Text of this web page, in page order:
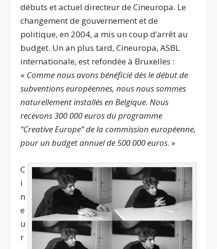
débuts et actuel directeur de Cineuropa. Le
changement de gouvernement et de
politique, en 2004, a mis un coup d’arrêt au
budget. Un an plus tard, Cineuropa, ASBL
internationale, est refondée à Bruxelles :
« Comme nous avons bénéficié dès le début de
subventions européennes, nous nous sommes
naturellement installés en Belgique. Nous
recevons 300 000 euros du programme
‘‘Creative Europe’’ de la commission européenne,
pour un budget annuel de 500 000 euros. »
C
i
n
e
u
r